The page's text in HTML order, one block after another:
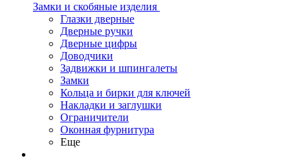
Замки и скобяные изделия
Глазки дверные
Дверные ручки
Дверные цифры
Доводчики
Задвижки и шпингалеты
Замки
Кольца и бирки для ключей
Накладки и заглушки
Ограничители
Оконная фурнитура
Еще